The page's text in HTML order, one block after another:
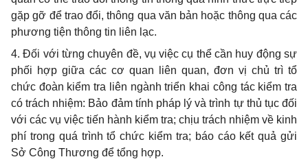
gặp gỡ để trao đổi, thông qua văn bản hoặc thông qua các
phương tiện thông tin liên lạc.
4. Đối với từng chuyên đề, vụ việc cụ thể cần huy động sự
phối hợp giữa các cơ quan liên quan, đơn vị chủ trì tổ
chức đoàn kiểm tra liên ngành triển khai công tác kiểm tra
có trách nhiệm: Bảo đảm tính pháp lý và trình tự thủ tục đối
với các vụ việc tiến hành kiểm tra; chịu trách nhiệm về kinh
phí trong quá trình tổ chức kiểm tra; báo cáo kết quả gửi
Sở Công Thương để tổng hợp.